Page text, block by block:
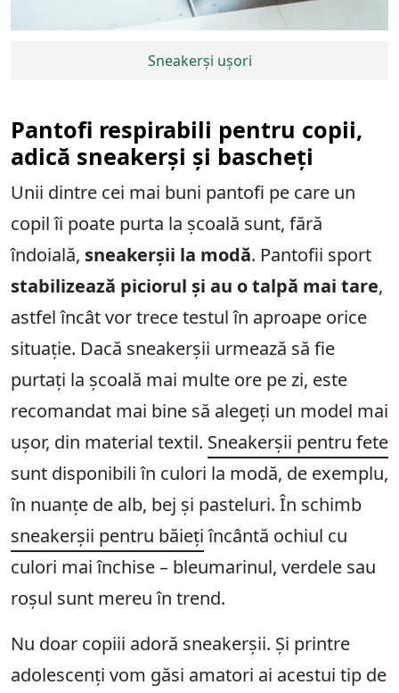
Sneakerși ușori
Pantofi respirabili pentru copii,
adică sneakerși și bascheți
Unii dintre cei mai buni pantofi pe care un
copil îi poate purta la școală sunt, fără
îndoială, sneakerșii la modă. Pantofii sport
stabilizează piciorul și au o talpă mai tare,
astfel încât vor trece testul în aproape orice
situație. Dacă sneakerșii urmează să fie
purtați la școală mai multe ore pe zi, este
recomandat mai bine să alegeți un model mai
ușor, din material textil. Sneakerșii pentru fete
sunt disponibili în culori la modă, de exemplu,
în nuanțe de alb, bej și pasteluri. În schimb
sneakerșii pentru băiețiîncântă ochiul cu
culori mai închise – bleumarinul, verdele sau
roșul sunt mereu în trend.
Nu doar copiii adoră sneakerșii. Și printre
adolescenți vom găsi amatori ai acestui tip de